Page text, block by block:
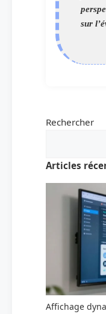
sur
Rechercher
Articles
Affichage